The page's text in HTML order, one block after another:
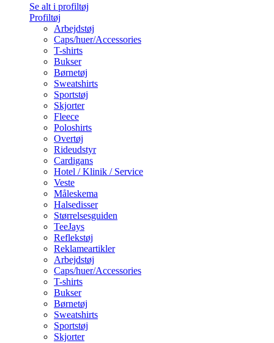
Se alt i profiltøj
Profiltøj
Arbejdstøj
Caps/huer/Accessories
T-shirts
Bukser
Børnetøj
Sweatshirts
Sportstøj
Skjorter
Fleece
Poloshirts
Overtøj
Rideudstyr
Cardigans
Hotel / Klinik / Service
Veste
Måleskema
Halsedisser
Størrelsesguiden
TeeJays
Reflekstøj
Reklameartikler
Arbejdstøj
Caps/huer/Accessories
T-shirts
Bukser
Børnetøj
Sweatshirts
Sportstøj
Skjorter